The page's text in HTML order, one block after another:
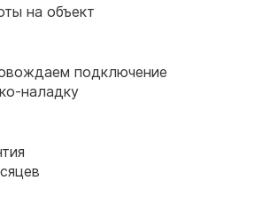
на объект
подключение
наладку